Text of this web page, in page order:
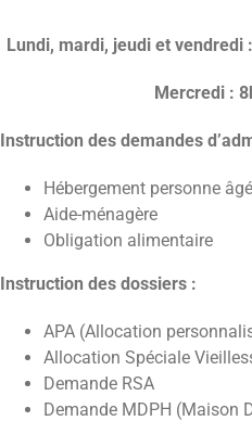
Lundi, mardi, jeudi et
Mercredi :
Instruction des demandes
Hébergement personne
Aide-ménagère
Obligation alimentaire
Instruction des dossiers :
APA (Allocation
Allocation Spéciale
Demande RSA
Demande MDPH (Maison